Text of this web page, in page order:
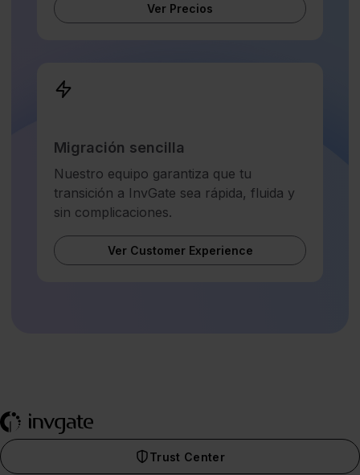
Ver Precios
Migración sencilla
Nuestro equipo garantiza que tu
transición a InvGate sea rápida, fluida y
sin complicaciones.
Ver Customer Experience
Trust Center